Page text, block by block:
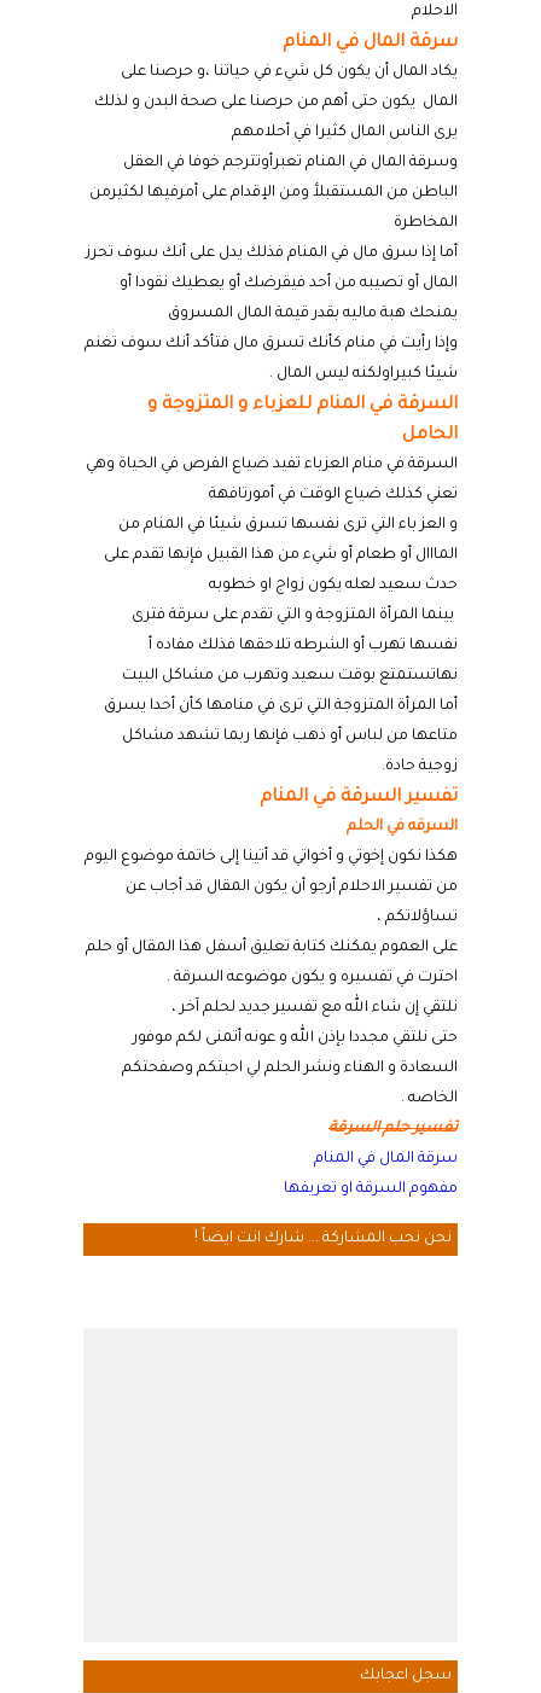
الاحلام
سرقة المال في المنام
يكاد المال أن يكون كل شيء في حياتنا ،و حرصنا على
المال يكون حتى أهم من حرصنا على صحة البدن و لذلك
يرى الناس المال كثيرا في أحلامهم
وسرقة المال في المنام تعبرأوتترجم خوفا في العقل
الباطن من المستقبلأ ومن الإقدام على أمرفيها لكثيرمن
المخاطرة
أما إذا سرق مال في المنام فذلك يدل على أنك سوف تحرز
المال أو تصيبه من أحد فيقرضك أو يعطيك نقودا أو
يمنحك هبة ماليه بقدر قيمة المال المسروق
وإذا رأيت في منام كأنك تسرق مال فتأكد أنك سوف تغنم
شيئا كبيراولكنه ليس المال .
السرقة في المنام للعزباء و المتزوجة و
الحامل
السرقة في منام العزباء تفيد ضياع الفرص في الحياة وهي
تعني كذلك ضياع الوقت في أمورتافهة
و العز باء التي ترى نفسها تسرق شيئا في المنام من
المااال أو طعام أو شيء من هذا القبيل فإنها تقدم على
حدث سعيد لعله يكون زواج او خطوبه
بينما المرأة المتزوجة و التي تقدم على سرقة فترى
نفسها تهرب أو الشرطه تلاحقها فذلك مفاده أ
نهاتستمتع بوقت سعيد وتهرب من مشاكل البيت
أما المرأة المتزوجة التي ترى في منامها كأن أحدا يسرق
متاعها من لباس أو ذهب فإنها ربما تشهد مشاكل
زوجية حادة.
تفسير السرقة في المنام
السرقه في الحلم
هكذا نكون إخوتي و أخواتي قد أتينا إلى خاتمة موضوع اليوم
من تفسير الاحلام أرجو أن يكون المقال قد أجاب عن
تساؤلاتكم ،
على العموم يمكنك كتابة تعليق أسفل هذا المقال أو حلم
احترت في تفسيره و يكون موضوعه السرقة .
نلتقي إن شاء الله مع تفسير جديد لحلم آخر ،
حتى نلتقي مجددا بإذن الله و عونه أتمنى لكم موفور
السعادة و الهناء ونشر الحلم لي احبتكم وصفحتكم
الخاصه .
تفسير حلم السرقة
سرقة المال في المنام
مفهوم السرقة او تعريفها
نحن نحب المشاركة ... شارك انت ايضاً !
سجل اعجابك